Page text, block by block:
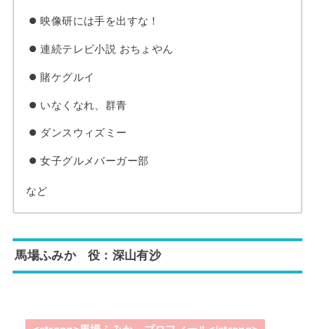
映像研には手を出すな！
連続テレビ小説 おちょやん
賭ケグルイ
いなくなれ、群青
ダンスウィズミー
女子グルメバーガー部
など
馬場ふみか 役：深山有沙